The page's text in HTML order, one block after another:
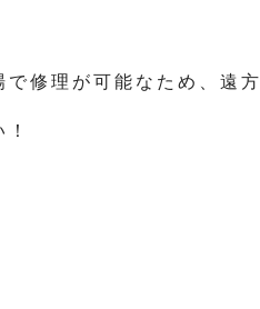
修理が可能なため、遠